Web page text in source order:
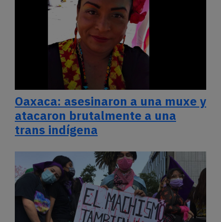
Oaxaca: asesinaron a una muxe y
atacaron brutalmente a una
trans indígena